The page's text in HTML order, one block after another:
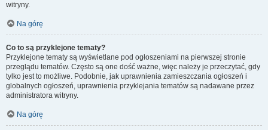
witryny.
Na górę
Co to są przyklejone tematy?
Przyklejone tematy są wyświetlane pod ogłoszeniami na pierwszej stronie
przeglądu tematów. Często są one dość ważne, więc należy je przeczytać, gdy
tylko jest to możliwe. Podobnie, jak uprawnienia zamieszczania ogłoszeń i
globalnych ogłoszeń, uprawnienia przyklejania tematów są nadawane przez
administratora witryny.
Na górę